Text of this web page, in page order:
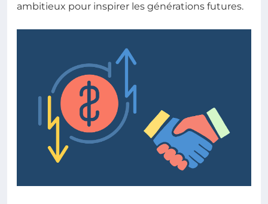
ambitieux pour inspirer les générations futures.